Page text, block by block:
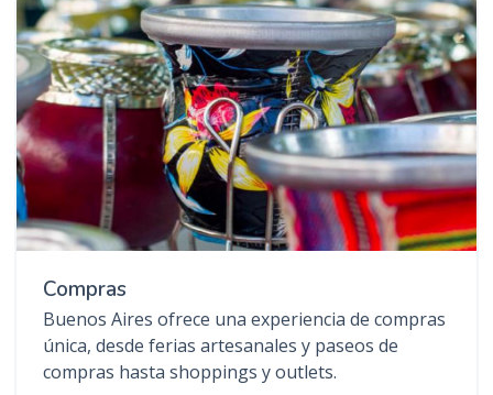
Compras
Buenos Aires ofrece una experiencia de compras
única, desde ferias artesanales y paseos de
compras hasta shoppings y outlets.